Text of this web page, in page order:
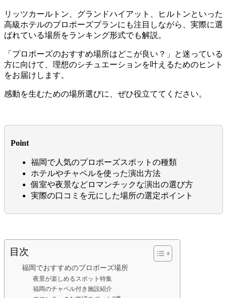
リッツカールトン、グランドハイアット、ヒルトンといった
高級ホテルのプロポーズプランにも注目しながら、実際に選
ばれている場所をランキング形式でも解説。
「プロポーズのおすすめ場所はどこが良い？」と迷っている
方に向けて、理想のシチュエーションを叶えるためのヒント
をお届けします。
感動を生むための場所選びに、ぜひ役立ててください。
Point
福岡で人気のプロポーズスポットの種類
ホテルやチャペルを使った演出方法
個室や夜景などロマンチックな演出の選び方
実際の口コミを元にした場所の選定ポイント
目次
福岡でおすすめのプロポーズ場所
夜景が楽しめるスポット特集
福岡のチャペル付き施設紹介